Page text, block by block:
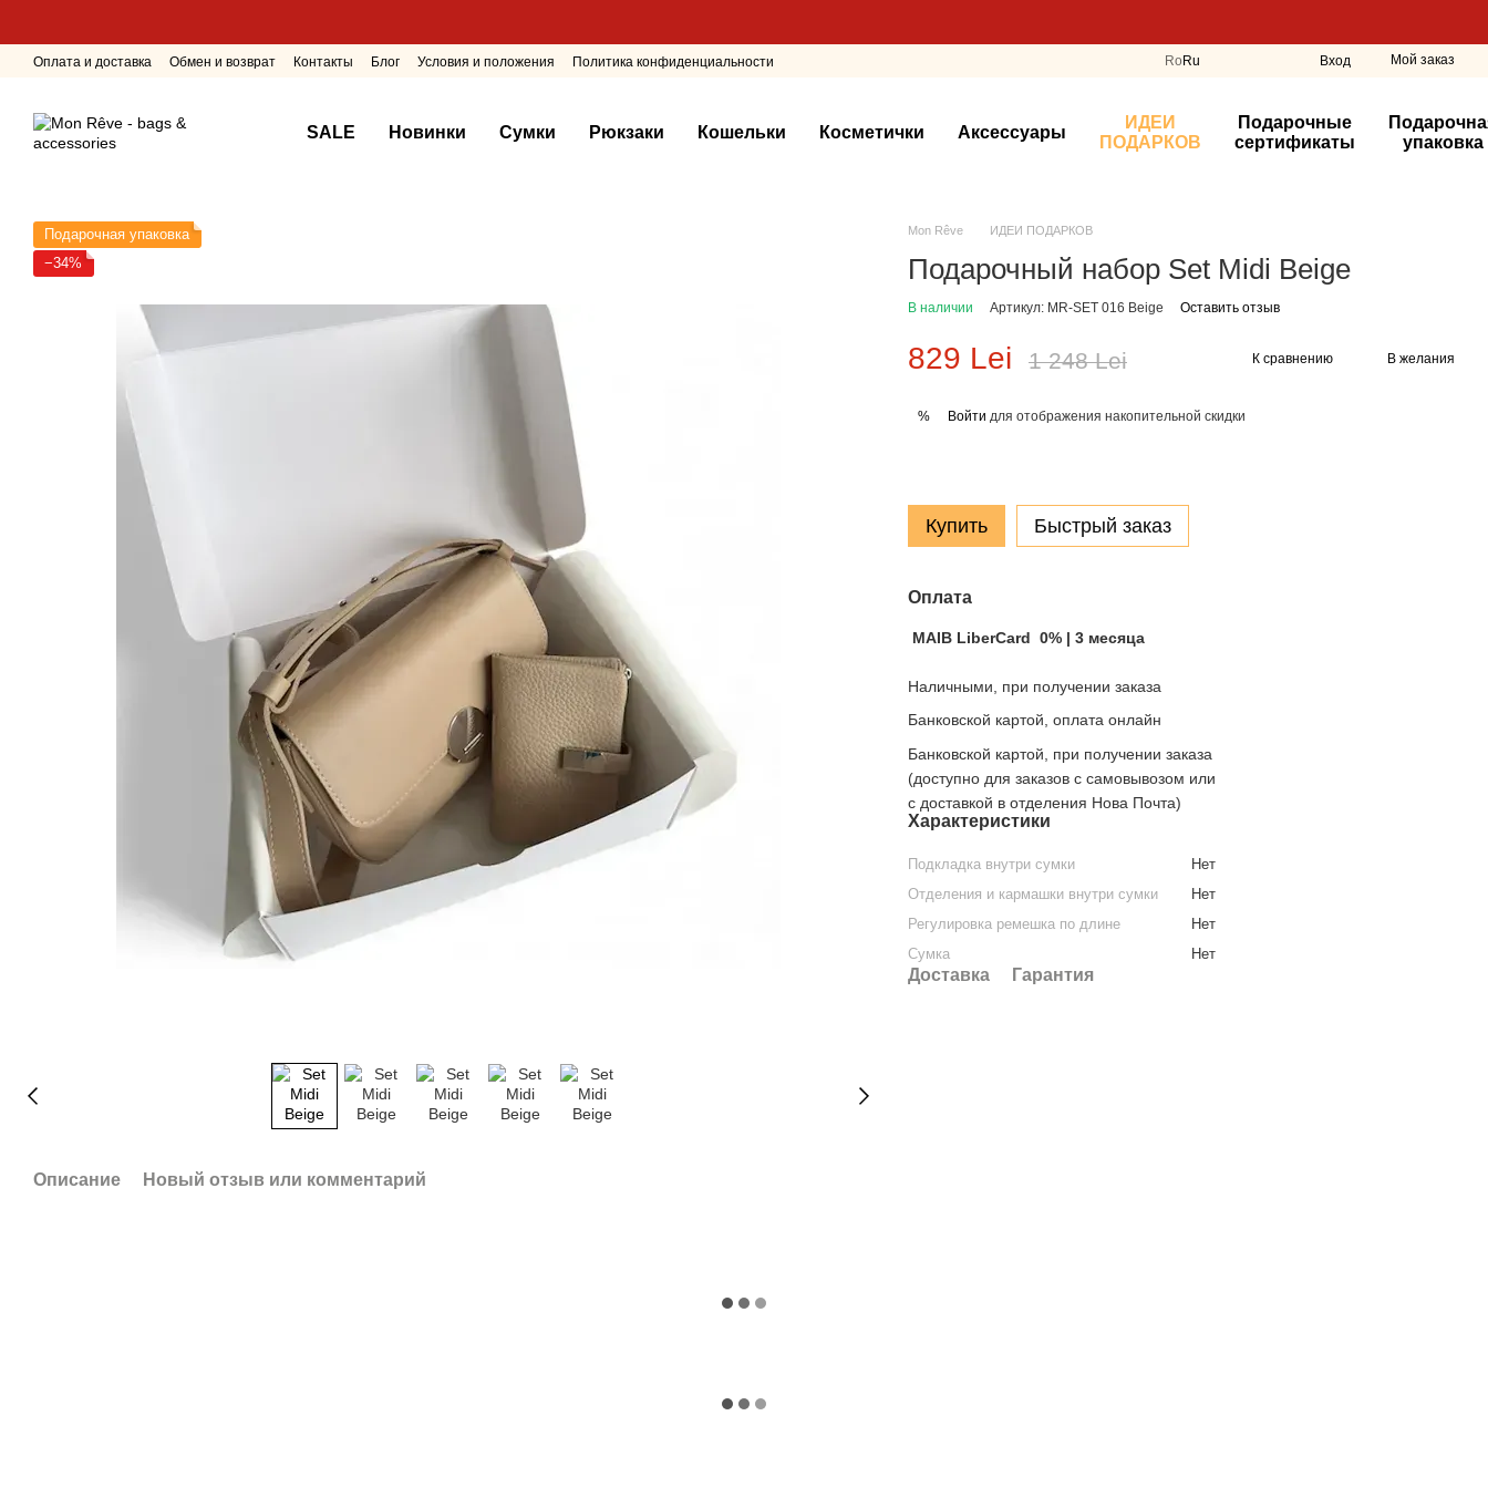
Оплата и доставка Обмен и возврат Контакты Блог Условия и положения Политика конфиденциальности Ro Ru Вход Мой заказ
SALE Новинки Сумки Рюкзаки Кошельки Косметички Аксессуары
ИДЕИ
ПОДАРКОВ
Подарочные
сертификаты
упаковка
Подарочная упаковка
−34%
Описание Новый отзыв или комментарий
Mon Rêve ИДЕИ ПОДАРКОВ
Подарочный набор Set Midi Beige
В наличии Артикул: MR-SET 016 Beige Оставить отзыв
829 Lei 1 248 Lei К сравнению В желания
% Войти для отображения накопительной скидки
Купить Быстрый заказ
Оплата
MAIB LiberCard 0% | 3 месяца
Наличными, при получении заказа
Банковской картой, оплата онлайн
Банковской картой, при получении заказа
(доступно для заказов с самовывозом или
с доставкой в отделения Нова Почта)
Характеристики
Подкладка внутри сумки
Нет
Отделения и кармашки внутри сумки
Нет
Регулировка ремешка по длине
Нет
Сумка
Нет
Доставка Гарантия